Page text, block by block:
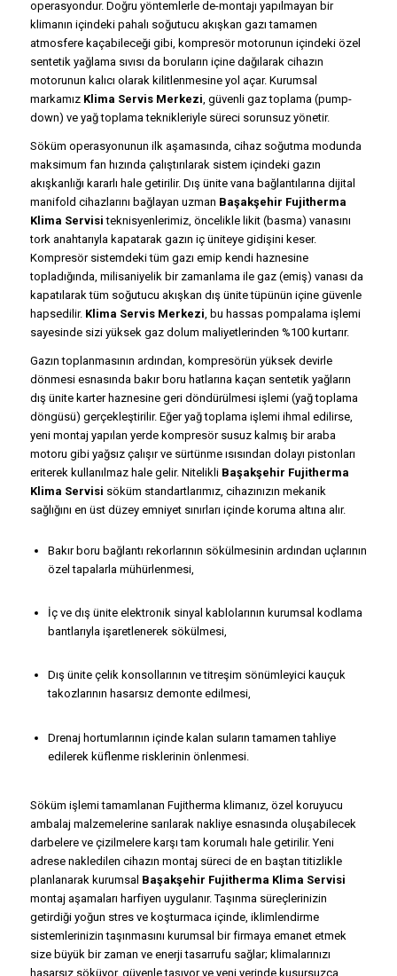
operasyondur. Doğru yöntemlerle de-montajı yapılmayan bir
klimanın içindeki pahalı soğutucu akışkan gazı tamamen
atmosfere kaçabileceği gibi, kompresör motorunun içindeki özel
sentetik yağlama sıvısı da boruların içine dağılarak cihazın
motorunun kalıcı olarak kilitlenmesine yol açar. Kurumsal
markamız Klima Servis Merkezi, güvenli gaz toplama (pump-
down) ve yağ toplama teknikleriyle süreci sorunsuz yönetir.
Söküm operasyonunun ilk aşamasında, cihaz soğutma modunda
maksimum fan hızında çalıştırılarak sistem içindeki gazın
akışkanlığı kararlı hale getirilir. Dış ünite vana bağlantılarına dijital
manifold cihazlarını bağlayan uzman Başakşehir Fujitherma
Klima Servisi teknisyenlerimiz, öncelikle likit (basma) vanasını
tork anahtarıyla kapatarak gazın iç üniteye gidişini keser.
Kompresör sistemdeki tüm gazı emip kendi haznesine
topladığında, milisaniyelik bir zamanlama ile gaz (emiş) vanası da
kapatılarak tüm soğutucu akışkan dış ünite tüpünün içine güvenle
hapsedilir. Klima Servis Merkezi, bu hassas pompalama işlemi
sayesinde sizi yüksek gaz dolum maliyetlerinden %100 kurtarır.
Gazın toplanmasının ardından, kompresörün yüksek devirle
dönmesi esnasında bakır boru hatlarına kaçan sentetik yağların
dış ünite karter haznesine geri döndürülmesi işlemi (yağ toplama
döngüsü) gerçekleştirilir. Eğer yağ toplama işlemi ihmal edilirse,
yeni montaj yapılan yerde kompresör susuz kalmış bir araba
motoru gibi yağsız çalışır ve sürtünme ısısından dolayı pistonları
eriterek kullanılmaz hale gelir. Nitelikli Başakşehir Fujitherma
Klima Servisi söküm standartlarımız, cihazınızın mekanik
sağlığını en üst düzey emniyet sınırları içinde koruma altına alır.
Bakır boru bağlantı rekorlarının sökülmesinin ardından uçlarının
özel tapalarla mühürlenmesi,
İç ve dış ünite elektronik sinyal kablolarının kurumsal kodlama
bantlarıyla işaretlenerek sökülmesi,
Dış ünite çelik konsollarının ve titreşim sönümleyici kauçuk
takozlarının hasarsız demonte edilmesi,
Drenaj hortumlarının içinde kalan suların tamamen tahliye
edilerek küflenme risklerinin önlenmesi.
Söküm işlemi tamamlanan Fujitherma klimanız, özel koruyucu
ambalaj malzemelerine sarılarak nakliye esnasında oluşabilecek
darbelere ve çizilmelere karşı tam korumalı hale getirilir. Yeni
adrese nakledilen cihazın montaj süreci de en baştan titizlikle
planlanarak kurumsal Başakşehir Fujitherma Klima Servisi
montaj aşamaları harfiyen uygulanır. Taşınma süreçlerinizin
getirdiği yoğun stres ve koşturmaca içinde, iklimlendirme
sistemlerinizin taşınmasını kurumsal bir firmaya emanet etmek
size büyük bir zaman ve enerji tasarrufu sağlar; klimalarınızı
hasarsız söküyor, güvenle taşıyor ve yeni yerinde kusursuzca